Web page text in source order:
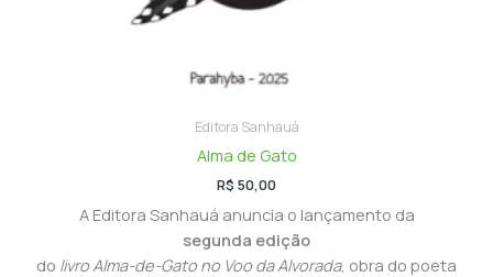
Editora Sanhauá
Alma de Gato
R$ 50,00
A Editora Sanhauá anuncia o lançamento da
segunda edição
do livro Alma-de-Gato no Voo da Alvorada, obra do poeta